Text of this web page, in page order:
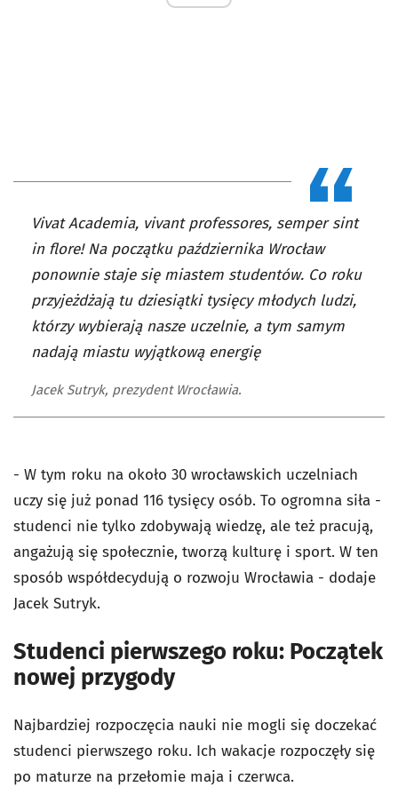
Vivat Academia, vivant professores, semper sint
in flore! Na początku października Wrocław
ponownie staje się miastem studentów. Co roku
przyjeżdżają tu dziesiątki tysięcy młodych ludzi,
którzy wybierają nasze uczelnie, a tym samym
nadają miastu wyjątkową energię
Jacek Sutryk, prezydent Wrocławia.
- W tym roku na około 30 wrocławskich uczelniach
uczy się już ponad 116 tysięcy osób. To ogromna siła -
studenci nie tylko zdobywają wiedzę, ale też pracują,
angażują się społecznie, tworzą kulturę i sport. W ten
sposób współdecydują o rozwoju Wrocławia - dodaje
Jacek Sutryk.
Studenci pierwszego roku: Początek
nowej przygody
Najbardziej rozpoczęcia nauki nie mogli się doczekać
studenci pierwszego roku. Ich wakacje rozpoczęły się
po maturze na przełomie maja i czerwca.